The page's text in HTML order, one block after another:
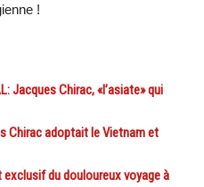
!
Jacques Chirac, «l’asiate» qui
Chirac adoptait le Vietnam et
exclusif du douloureux voyage à